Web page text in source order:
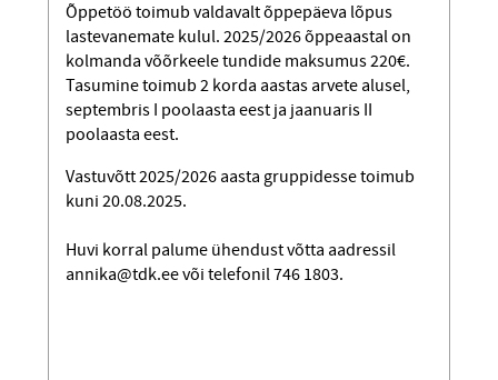
Õppetöö toimub valdavalt õppepäeva lõpus
lastevanemate kulul. 2025/2026 õppeaastal on
kolmanda võõrkeele tundide maksumus 220€.
Tasumine toimub 2 korda aastas arvete alusel,
septembris I poolaasta eest ja jaanuaris II
poolaasta eest.
Vastuvõtt 2025/2026 aasta gruppidesse toimub
kuni 20.08.2025.
Huvi korral palume ühendust võtta aadressil
annika@tdk.eevõi telefonil 746 1803.